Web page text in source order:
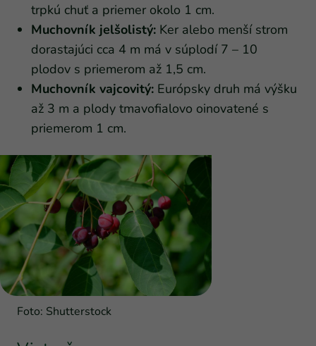
trpkú chuť a priemer okolo 1 cm.
Muchovník jelšolistý: Ker alebo menší strom
dorastajúci cca 4 m má v súplodí 7 – 10
plodov s priemerom až 1,5 cm.
Muchovník vajcovitý: Európsky druh má výšku
až 3 m a plody tmavofialovo oinovatené s
priemerom 1 cm.
Foto: Shutterstock